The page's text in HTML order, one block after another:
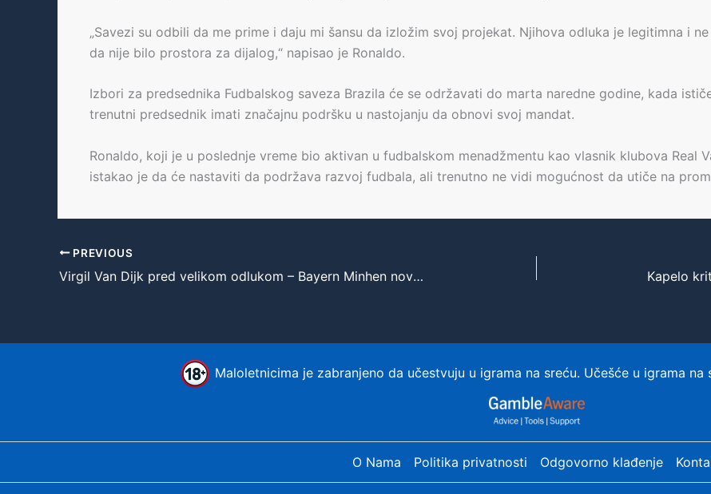
„Savezi su odbili da me prime i daju mi šansu da izložim svoj projekat. Njihova odluka je legitimna i
da nije bilo prostora za dijalog,“ napisao je Ronaldo.
Izbori za predsednika Fudbalskog saveza Brazila će se održavati do marta naredne godine, kada
trenutni predsednik imati značajnu podršku u nastojanju da obnovi svoj mandat.
Ronaldo, koji je u poslednje vreme bio aktivan u fudbalskom menadžmentu kao vlasnik klubova Real
istakao je da će nastaviti da podržava razvoj fudbala, ali trenutno ne vidi mogućnost da utiče na
PREVIOUS
Virgil Van Dijk pred velikom odlukom – Bayern Minhen nova destinacija?
Maloletnicima je zabranjeno da učestvuju u igrama na sreću. Učešće u igrama
O Nama Politika privatnosti Odgovorno klađenje